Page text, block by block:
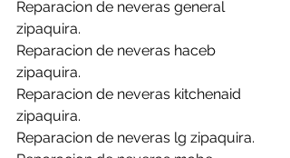
Reparacion de neveras general
zipaquira.
Reparacion de neveras haceb
zipaquira.
Reparacion de neveras kitchenaid
zipaquira.
Reparacion de neveras lg zipaquira.